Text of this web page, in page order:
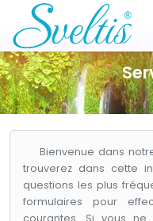
Bienvenue dans
trouverez dans cette
questions les plus
formulaires pour
courantes. Si vous